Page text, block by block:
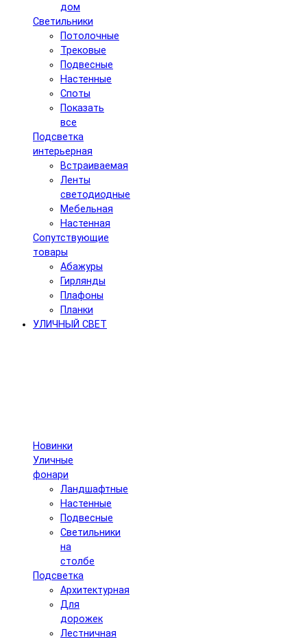
дом
Светильники
Потолочные
Трековые
Подвесные
Настенные
Споты
Показать
все
Подсветка
интерьерная
Встраиваемая
Ленты
светодиодные
Мебельная
Настенная
Сопутствующие
товары
Абажуры
Гирлянды
Плафоны
Планки
УЛИЧНЫЙ СВЕТ
Новинки
Уличные
фонари
Ландшафтные
Настенные
Подвесные
Светильники
на
столбе
Подсветка
Архитектурная
Для
дорожек
Лестничная